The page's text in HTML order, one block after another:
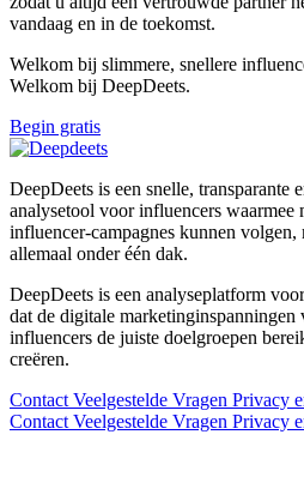
vandaag en in de toekomst.
Welkom bij slimmere, snellere
Welkom bij DeepDeets.
Begin gratis
DeepDeets is een snelle, transparante
analysetool voor influencers waarmee
influencer-campagnes kunnen volgen,
allemaal onder één dak.
DeepDeets is een analyseplatform
dat de digitale marketinginspanningen
influencers de juiste doelgroepen
creëren.
Contact Veelgestelde Vragen Privacy
Contact Veelgestelde Vragen Privacy